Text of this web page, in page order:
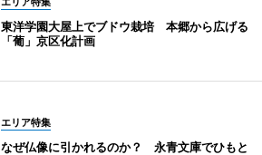
東洋学園大屋上でブドウ栽培 本郷から広げる
「葡」京区化計画
エリア特集
なぜ仏像に引かれるのか？ 永青文庫でひもと